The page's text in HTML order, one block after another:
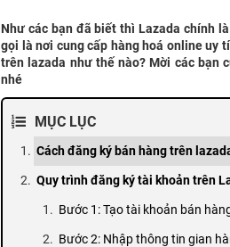
Như các bạn đã biết thì Lazada chính
gọi là nơi cung cấp hàng hoá online uy
trên lazada như thế nào? Mời các bạn
nhé
MỤC LỤC
Cách đăng ký bán hàng trên
Quy trình đăng ký tài khoản trên
Bước 1: Tạo tài khoản bán
Bước 2: Nhập thông tin gian